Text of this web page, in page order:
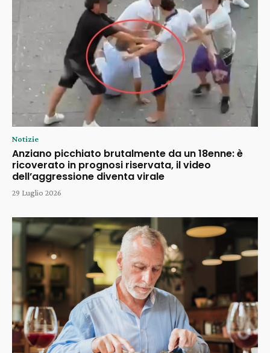
Notizie
Anziano picchiato brutalmente da un 18enne: è
ricoverato in prognosi riservata, il video
dell’aggressione diventa virale
29 Luglio 2026